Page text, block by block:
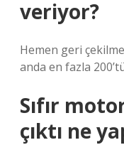
veriyor?
Hemen geri çekilme
anda en fazla
Sıfır
çıktı ne